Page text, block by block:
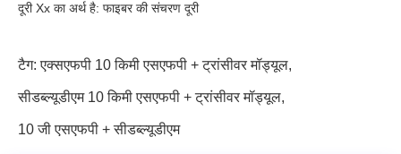
दूरी Xx का अर्थ है: फाइबर की संचरण दूरी
टैग:एक्सएफपी 10 किमी एसएफपी + ट्रांसीवर मॉड्यूल,
सीडब्ल्यूडीएम 10 किमी एसएफपी + ट्रांसीवर मॉड्यूल,
10 जी एसएफपी + सीडब्ल्यूडीएम